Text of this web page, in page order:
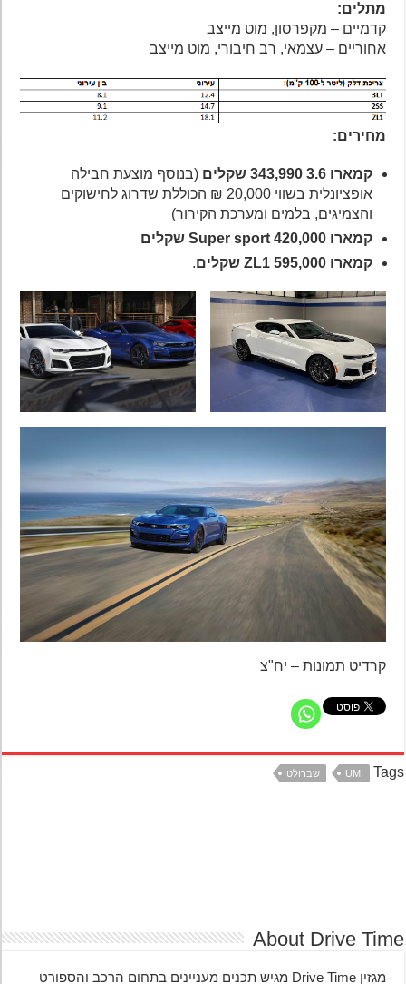
מתלים:
קדמיים – מקפרסון, מוט מייצב
אחוריים – עצמאי, רב חיבורי, מוט מייצב
מחירים:
קמארו 3.6 343,990 שקלים
(בנוסף מוצעת חבילה
אופציונלית בשווי 20,000 ₪ הכוללת שדרוג לחישוקים
והצמיגים, בלמים ומערכת הקירור)
קמארו Super sport 420,000 שקלים
קמארו ZL1 595,000 שקלים
.
קרדיט תמונות – יח"צ
UMI שברולט
About Drive
מגזין Drive Time מגיש תכנים מעניינים בתחום הרכב והספורט